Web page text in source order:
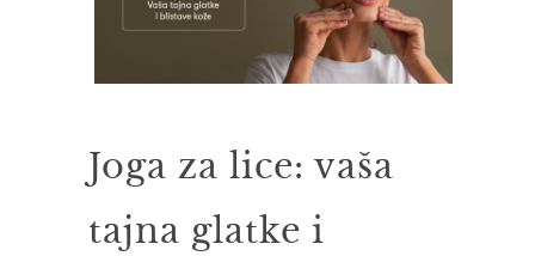
Joga za lice: vaša
tajna glatke i